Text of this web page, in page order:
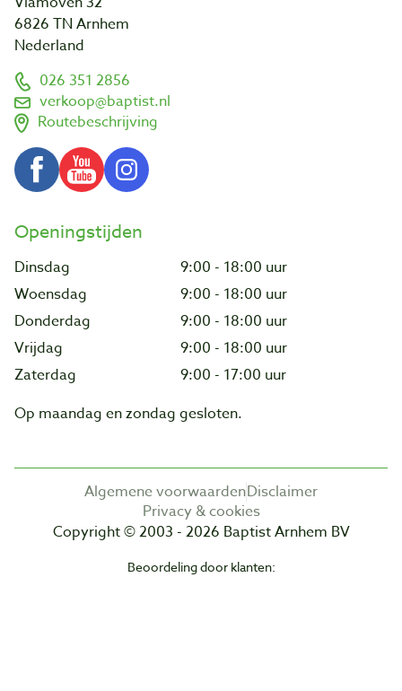
6826 TN Arnhem
Nederland
026 351 2856
verkoop@baptist.nl
Routebeschrijving
Openingstijden
Dinsdag
9:00 - 18:00 uur
Woensdag
9:00 - 18:00 uur
Donderdag
9:00 - 18:00 uur
Vrijdag
9:00 - 18:00 uur
Zaterdag
9:00 - 17:00 uur
Op maandag en zondag gesloten.
Algemene voorwaardenDisclaimer
Privacy & cookies
Copyright © 2003 - 2026 Baptist Arnhem BV
Beoordeling door klanten: